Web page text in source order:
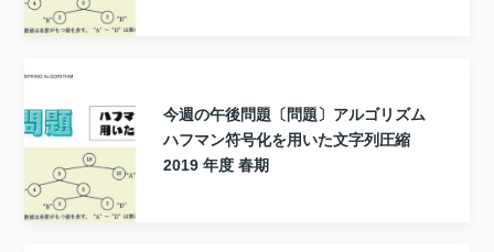
今週の午後問題〔問題〕アルゴリズム
ハフマン符号化を用いた文字列圧縮
2019 年度 春期